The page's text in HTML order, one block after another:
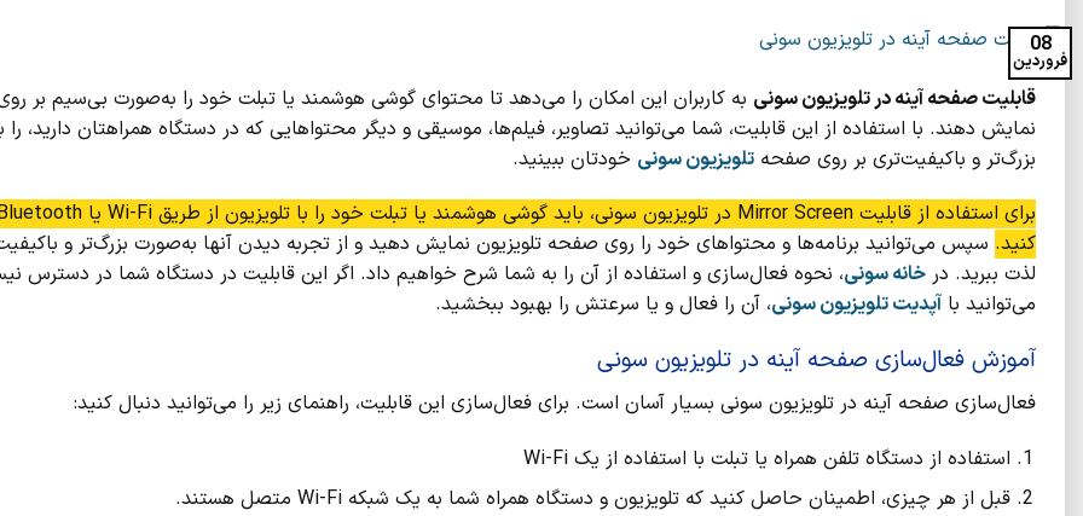
08
فروردین
قابلیت صفحه آینه در تلویزیون‌ سونی به کاربران این امکان را می‌دهد تا محتوای گوشی هوشمند یا تبلت خود را به‌صورت بی‌سیم بر
نمایش دهند. با استفاده از این قابلیت، شما می‌توانید تصاویر، فیلم‌ها، موسیقی و دیگر محتواهایی که در دستگاه همراهتان دارید، را
بزرگ‌تر و باکیفیت‌تری بر روی صفحه تلویزیون سونی خودتان ببینید.
کنید. سپس می‌توانید برنامه‌ها و محتواهای خود را روی صفحه تلویزیون نمایش دهید و از تجربه دیدن آنها به‌صورت بزرگ‌تر و
لذت ببرید. در خانه سونی، نحوه فعال‌سازی و استفاده از آن را به شما شرح خواهیم داد. اگر این قابلیت در دستگاه شما در دسترس
می‌توانید با آپدیت تلویزیون سونی، آن را فعال و یا سرعتش را بهبود ببخشید.
آموزش فعال‌سازی صفحه آینه در تلویزیون سونی
فعال‌سازی صفحه آینه در تلویزیون سونی بسیار آسان است. برای فعال‌سازی این قابلیت، راهنمای زیر را می‌توانید دنبال کنید:
استفاده از دستگاه تلفن همراه یا تبلت با استفاده از یک Wi-Fi
قبل از هر چیزی، اطمینان حاصل کنید که تلویزیون و دستگاه همراه شما به یک شبکه Wi-Fi متصل هستند.